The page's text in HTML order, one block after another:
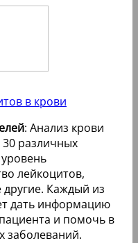
в крови
: Анализ крови
различных
уровень
лейкоцитов,
Каждый из
дать информацию
и помочь в
заболеваний.